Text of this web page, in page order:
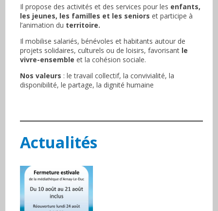
Il propose des activités et des services pour les enfants,
les jeunes, les familles et les seniors et participe à
l’animation du territoire.
Il mobilise salariés, bénévoles et habitants autour de
projets solidaires, culturels ou de loisirs, favorisant le
vivre-ensemble et la cohésion sociale.
Nos valeurs : le travail collectif, la convivialité, la
disponibilité, le partage, la dignité humaine
Actualités